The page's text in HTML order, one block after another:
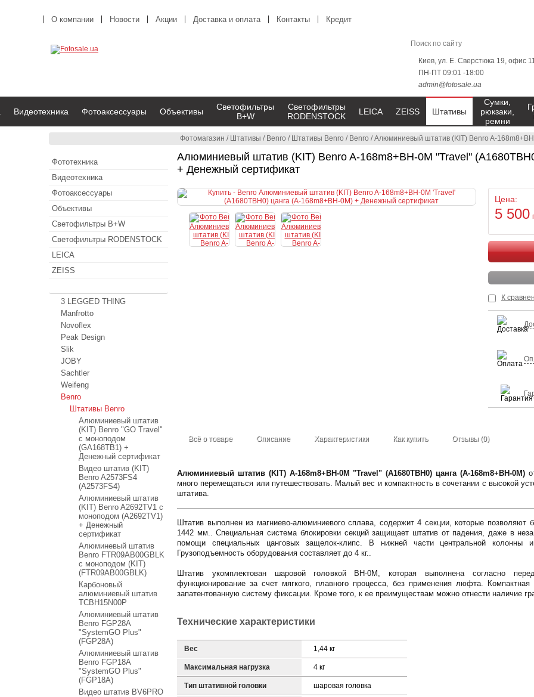
Фотомагазин / Штативы / Benro / Штативы Benro / Benro /Алюминиевый штатив (KIT) Benro A-168m8+BH-0M
Алюминиевый штатив (KIT) Benro A-168m8+BH-0M "Travel"
+ Денежный сертификат
Цена:
5 500
К
Всё о товаре Описание Характеристики Как купить Отзывы (0)
Алюминиевый штатив (KIT) A-168m8+BH-0M "Travel" (A1680TBH0) цанга (A-168m8+BH-0M)
много перемещаться или путешествовать. Малый вес и компактность в сочетании с высокой
штатива.
Штатив выполнен из магниево-алюминиевого сплава, содержит 4 секции, которые позволяют
1442 мм.. Специальная система блокировки секций защищает штатив от падения, даже в
помощи специальных цанговых защелок-клипс. В нижней части центральной колонны
Грузоподъемность оборудования составляет до 4 кг..
Штатив укомплектован шаровой головкой ВН-0М, которая выполнена согласно
функционирование за счет мягкого, плавного процесса, без применения люфта.
запатентованную систему фиксации. Кроме того, к ее преимуществам можно отнести наличие
Технические характеристики
Вес 1,44 кг
Максимальная нагрузка 4 кг
Тип штативной головки шаровая головка
О компании Новости Акции Доставка и оплата Контакты Кредит
Киев, ул. Е. Сверстюка 19, офис
ПН-ПТ 09:01 -18:00
admin@fotosale.ua
Видеотехника Фотоаксессуары Объективы
Светофильтры
B+W
Светофильтры
RODENSTOCK
LEICA ZEISS Штативы
Сумки,
рюкзаки,
ремни
Фототехника
Видеотехника
Фотоаксессуары
Объективы
Светофильтры B+W
Светофильтры RODENSTOCK
LEICA
ZEISS
3 LEGGED THING
Manfrotto
Novoflex
Peak Design
Slik
JOBY
Sachtler
Weifeng
Benro
Штативы Benro
Алюминиевый штатив
(KIT) Benro "GO Travel"
с моноподом
(GA168TB1) +
Денежный сертификат
Видео штатив (KIT)
Benro A2573FS4
(A2573FS4)
Алюминиевый штатив
(KIT) Benro A2692TV1 с
моноподом (A2692TV1)
+ Денежный
сертификат
Алюминевый штатив
Benro FTR09AB00GBLK
с моноподом (KIT)
(FTR09AB00GBLK)
Карбоновый
алюминиевый штатив
TCBH15N00P
Алюминиевый штатив
Benro FGP28A
"SystemGO Plus"
(FGP28A)
Алюминиевый штатив
Benro FGP18A
"SystemGO Plus"
(FGP18A)
Видео штатив BV6PRO